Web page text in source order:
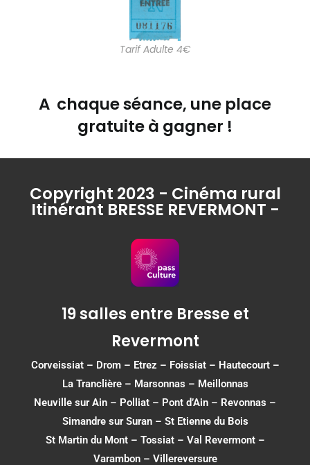
Tarif Adulte 4€
A chaque séance, une place
gratuite à gagner !
Copyright 2023 - Cinéma rural
Itinérant BRESSE REVERMONT -
19 salles entre Bresse et
Revermont
Corveissiat– Drom– Etrez – Foissiat– Hautecourt–
La Tranclière – Marsonnas – Meillonnas
Neuville sur Ain – Polliat – Pont d’Ain – Revonnas –
Simandre sur Suran– St Etienne du Bois
St Martin du Mont– Tossiat– Val Revermont–
Varambon– Villereversure